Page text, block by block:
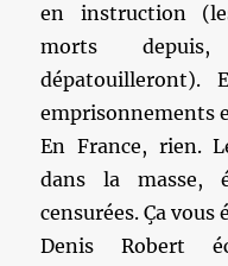
en instruction
morts
emprisonnements
En France, rien.
dans la masse,
censurées. Ça vous
Denis Robert